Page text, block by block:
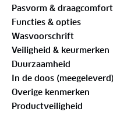
Pasvorm & draagcomfort
Functies & opties
Wasvoorschrift
Veiligheid & keurmerken
Duurzaamheid
In de doos (meegeleverd)
Overige kenmerken
Productveiligheid